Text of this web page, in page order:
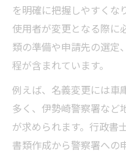
を明確に把握しやすくな
使用者が変更となる際に
類の準備や申請先の選定
程が含まれています。
例えば、名義変更には車
多く、伊勢崎警察署など
が求められます。行政書
書類作成から警察署への